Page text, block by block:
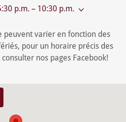
p.m. – 10:30 p.m.
peuvent varier en fonction des
pour un horaire précis des
nos pages Facebook!